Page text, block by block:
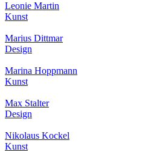
Leonie Martin
Kunst
Marius Dittmar
Design
Marina Hoppmann
Kunst
Max Stalter
Design
Nikolaus Kockel
Kunst